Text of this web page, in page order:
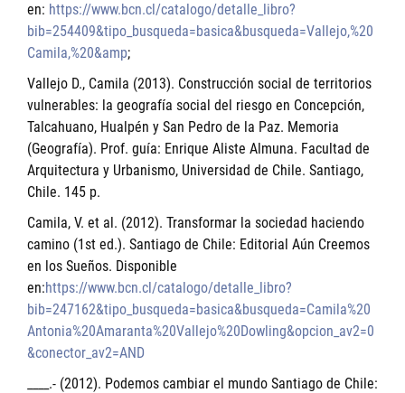
en: https://www.bcn.cl/catalogo/detalle_libro?
bib=254409&tipo_busqueda=basica&busqueda=Vallejo,%20
Camila,%20&amp;
Vallejo D., Camila (2013). Construcción social de territorios
vulnerables: la geografía social del riesgo en Concepción,
Talcahuano, Hualpén y San Pedro de la Paz. Memoria
(Geografía). Prof. guía: Enrique Aliste Almuna. Facultad de
Arquitectura y Urbanismo, Universidad de Chile. Santiago,
Chile. 145 p.
Camila, V. et al. (2012). Transformar la sociedad haciendo
camino (1st ed.). Santiago de Chile: Editorial Aún Creemos
en los Sueños. Disponible
en:https://www.bcn.cl/catalogo/detalle_libro?
bib=247162&tipo_busqueda=basica&busqueda=Camila%20
Antonia%20Amaranta%20Vallejo%20Dowling&opcion_av2=0
&conector_av2=AND
____.- (2012). Podemos cambiar el mundo Santiago de Chile: